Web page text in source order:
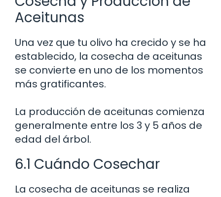
Aceitunas
Una vez que tu olivo ha crecido y se ha
establecido, la cosecha de aceitunas
se convierte en uno de los momentos
más gratificantes.
La producción de aceitunas comienza
generalmente entre los 3 y 5 años de
edad del árbol.
6.1 Cuándo Cosechar
La cosecha de aceitunas se realiza